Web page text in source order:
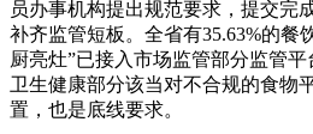
员办事机构提出规范要求，提交完
补齐监管短板。全省有35.63%的餐
厨亮灶”已接入市场监管部分监管
卫生健康部分该当对不合规的食物
置，也是底线要求。